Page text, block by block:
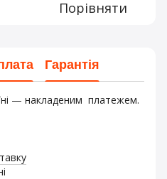
Порівняти
Гарантія
— накладеним платежем.